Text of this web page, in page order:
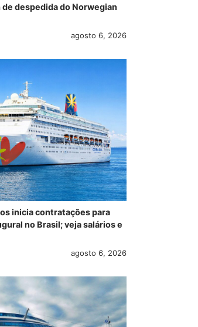
de despedida do Norwegian
agosto 6, 2026
inicia contratações para
no Brasil; veja salários e
agosto 6, 2026